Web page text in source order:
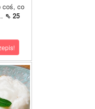
coś, co
⇖ 25